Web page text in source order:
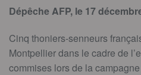
Dépêche AFP, le 17
Cinq thoniers-senneurs
Montpellier dans le cadre de
commises lors de la